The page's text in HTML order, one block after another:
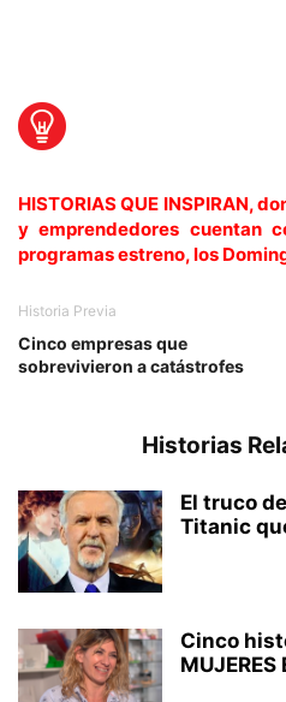
HISTORIAS QUE INSPIRAN,
y emprendedores cuentan
programas estreno, los
Historia Previa
Cinco empresas que
sobrevivieron a catástrofes
Historias
El truco
Titanic
Cinco
MUJERES